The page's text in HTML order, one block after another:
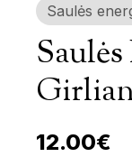
Saulės
12.00€